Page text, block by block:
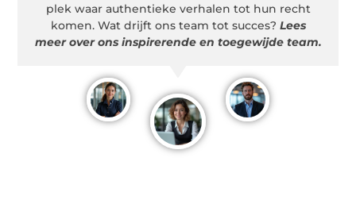
plek waar authentieke verhalen tot hun recht
komen. Wat drijft ons team tot succes? Lees
meer over ons inspirerende en toegewijde team.